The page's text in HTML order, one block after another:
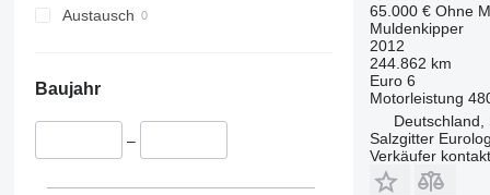
Austausch
Baujahr
–
65.000 € Ohne
Muldenkipper
2012
244.862 km
Euro 6
Motorleistung
Deutschland,
Salzgitter
Verkäufer